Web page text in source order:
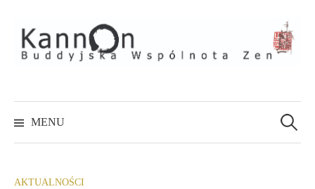
to
content
MENU
AKTUALNOŚCI